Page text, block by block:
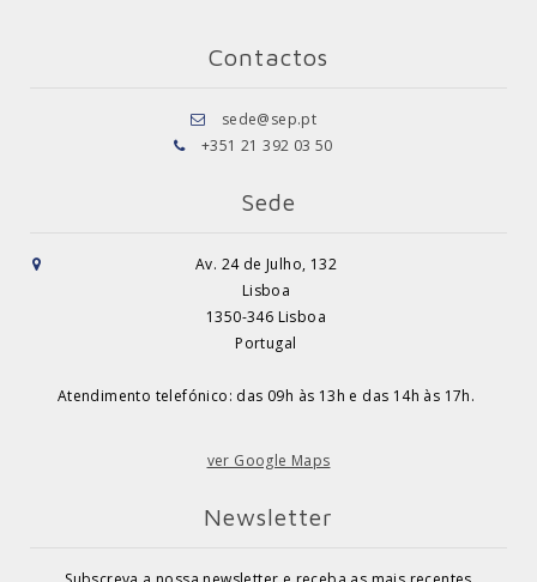
Contactos
sede@sep.pt
+351 21 392 03 50
Sede
Av. 24 de Julho, 132
Lisboa
1350-346 Lisboa
Portugal
Atendimento telefónico: das 09h às 13h e das 14h às 17h.
ver Google Maps
Newsletter